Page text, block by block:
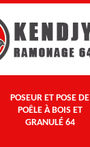
POSEUR ET POSE DE
POÊLE À BOIS ET
GRANULÉ 64